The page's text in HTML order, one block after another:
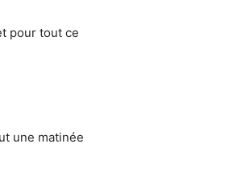
pour tout ce
une matinée